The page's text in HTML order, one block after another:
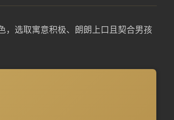
，选取寓意积极、朗朗上口且契合男孩